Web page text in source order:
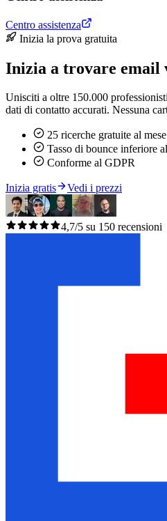
Centro assistenza
Inizia la prova gratuita
Inizia a trovare email
Unisciti a oltre 150.000
dati di contatto accurati. Nessuna
25 ricerche gratuite al mese
Tasso di bounce inferiore
Conforme al GDPR
Inizia gratis Vedi i prezzi
4,7/5 su 150 recensioni